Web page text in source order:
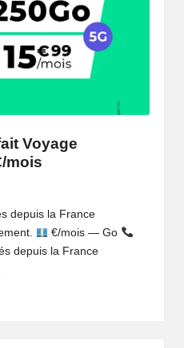
Voyage
mois
depuis la France
€/mois — Go
depuis la France